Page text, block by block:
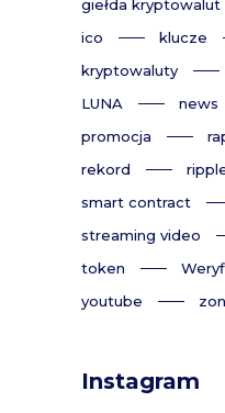
giełda kryptowalut
ico
klucze
kryptowaluty
LUNA
news
promocja
rekord
smart contract
streaming video
token
youtube
Instagram